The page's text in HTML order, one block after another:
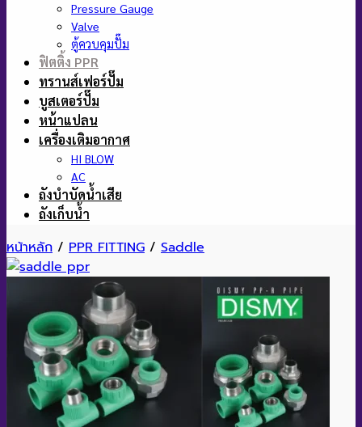
Pressure Gauge
Valve
ตู้ควบคุมปั๊ม
ฟิตติ้ง PPR
ทรานส์เฟอร์ปั๊ม
บูสเตอร์ปั๊ม
หน้าแปลน
เครื่องเติมอากาศ
HI BLOW
AC
ถังบำบัดน้ำเสีย
ถังเก็บน้ำ
หน้าหลัก / PPR FITTING / Saddle